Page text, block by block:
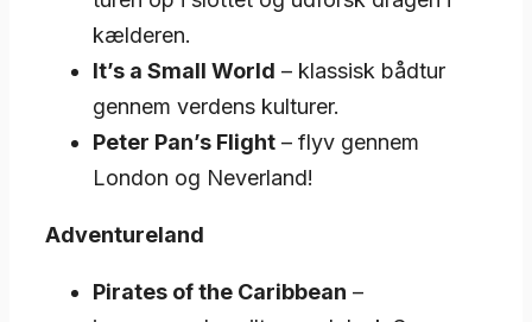
kælderen.
It’s a Small World – klassisk bådtur
gennem verdens kulturer.
Peter Pan’s Flight – flyv gennem
London og Neverland!
Adventureland
Pirates of the Caribbean –